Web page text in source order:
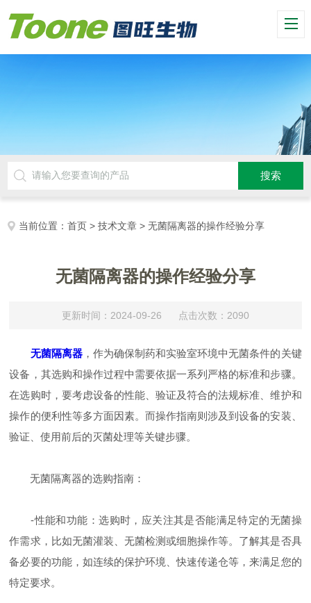
当前位置：首页 >技术文章 > 无菌隔离器的操作经验分享
无菌隔离器的操作经验分享
更新时间：2024-09-26 点击次数：2090
无菌隔离器，作为确保制药和实验室环境中无菌条件的关键
设备，其选购和操作过程中需要依据一系列严格的标准和步骤。
在选购时，要考虑设备的性能、验证及符合的法规标准、维护和
操作的便利性等多方面因素。而操作指南则涉及到设备的安装、
验证、使用前后的灭菌处理等关键步骤。
无菌隔离器的选购指南：
-性能和功能：选购时，应关注其是否能满足特定的无菌操
作需求，比如无菌灌装、无菌检测或细胞操作等。了解其是否具
备必要的功能，如连续的保护环境、快速传递仓等，来满足您的
特定要求。